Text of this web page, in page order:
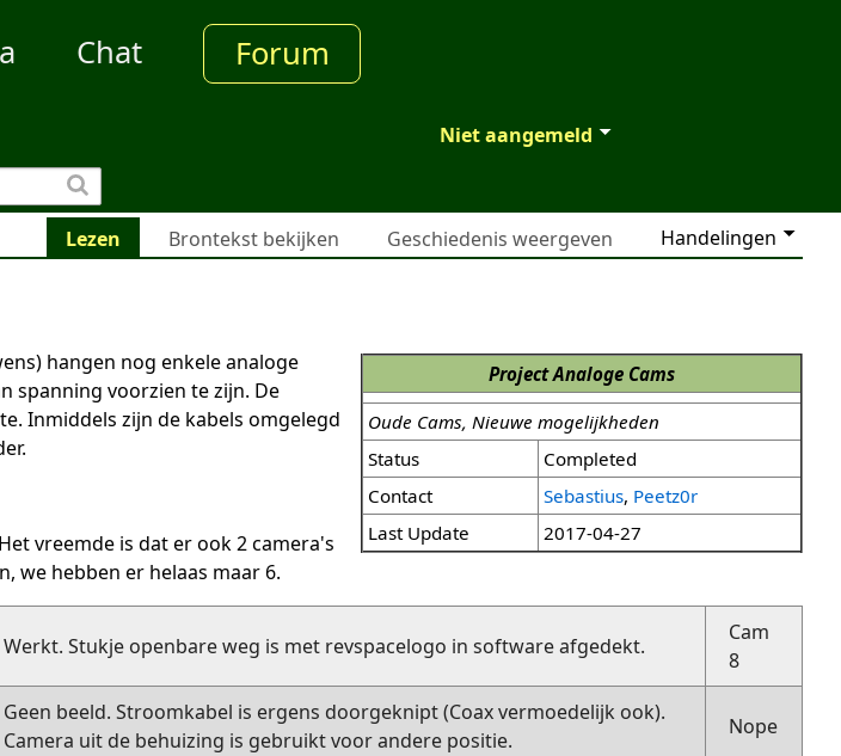
Chat Forum
Niet aangemeld
Handelingen
Lezen Brontekst bekijken Geschiedenis weergeven
Project Analoge Cams
Oude Cams, Nieuwe mogelijkheden
Status
Completed
Contact
Sebastius, Peetz0r
Last Update
2017-04-27
hangen nog enkele analoge
spanning voorzien te zijn. De
Inmiddels zijn de kabels omgelegd
vreemde is dat er ook 2 camera's
we hebben er helaas maar 6.
Werkt. Stukje openbare weg is met revspacelogo in software afgedekt.
Cam
8
Geen beeld. Stroomkabel is ergens doorgeknipt (Coax vermoedelijk ook).
Camera uit de behuizing is gebruikt voor andere positie.
Nope